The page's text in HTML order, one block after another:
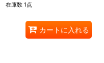
在庫数 1点
カートに入れる